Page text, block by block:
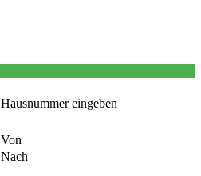
Hausnummer eingeben
Von
Nach